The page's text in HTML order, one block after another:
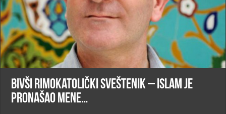
Bivši rimokatolički sveštenik – Islam je
pronašao mene…